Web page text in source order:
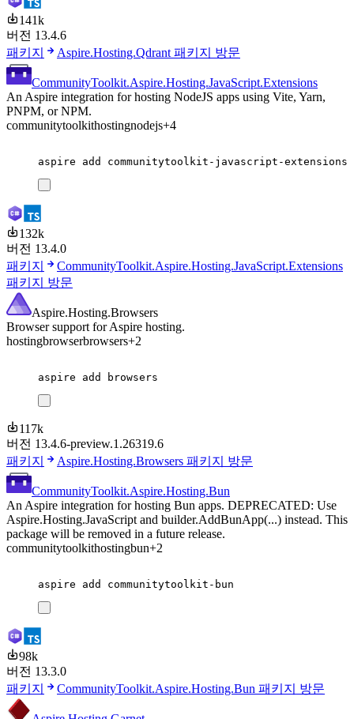
141k
버전 13.4.6
패키지
Aspire.Hosting.Qdrant 패키지 방문
CommunityToolkit.Aspire.Hosting.JavaScript.Extensions
An Aspire integration for hosting NodeJS apps using Vite, Yarn,
PNPM, or NPM.
communitytoolkithostingnodejs+4
aspire add communitytoolkit-javascript-extensions
132k
버전 13.4.0
패키지
CommunityToolkit.Aspire.Hosting.JavaScript.Extensions
패키지 방문
Aspire.Hosting.Browsers
Browser support for Aspire hosting.
hostingbrowserbrowsers+2
aspire add browsers
117k
버전 13.4.6-preview.1.26319.6
패키지
Aspire.Hosting.Browsers 패키지 방문
CommunityToolkit.Aspire.Hosting.Bun
An Aspire integration for hosting Bun apps. DEPRECATED: Use
Aspire.Hosting.JavaScript and builder.AddBunApp(...) instead. This
package will be removed in a future release.
communitytoolkithostingbun+2
aspire add communitytoolkit-bun
98k
버전 13.3.0
패키지
CommunityToolkit.Aspire.Hosting.Bun 패키지 방문